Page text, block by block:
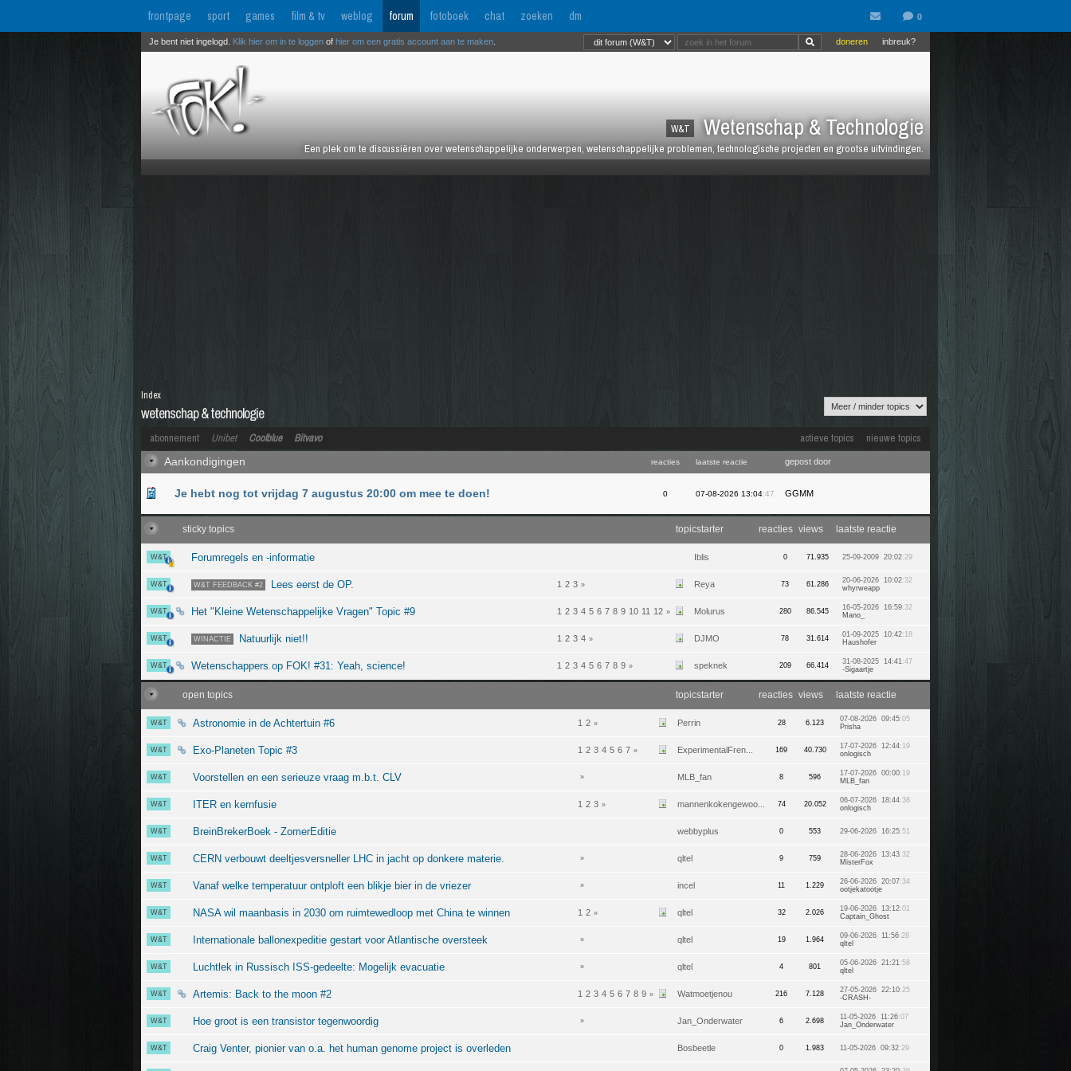
frontpage sport games film & tv weblog forum fotoboek chat zoeken dm
W&T Wetenschap & Technologie
Een plek om te discussiëren over wetenschappelijke onderwerpen, wetenschappelijke problemen, technologische projecten en grootse uitvindingen.
inbreuk?
doneren
Je bent niet ingelogd. Klik hier om in te loggen of hier om een gratis account aan te maken
wetenschap & technologie
Index
actieve topics nieuwe topics
abonnement Unibet Coolblue Bitvavo
Aankondigingen reacties laatste reactie gepost door
Je hebt nog tot vrijdag 7 augustus 20:00 om mee te doen! 0 07-08-2026 13:04:47 GGMM
sticky topics topicstarter reacties views laatste reactie
W&T Forumregels en -informatie Iblis 0 71.935 25-09-2009 20:02:29
W&T W&T FEEDBACK #2 Lees eerst de OP. 1 2 3 » Reya 73 61.286 20-06-2026 10:02:32
whyrweapp
W&T Het "Kleine Wetenschappelijke Vragen" Topic #9 1 2 3 4 5 6 7 8 9 10 11 12 » Molurus 280 86.545 16-05-2026 16:59:32
Mano_
W&T WINACTIE Natuurlijk niet!! 1 2 3 4 » DJMO 78 31.614 01-09-2025 10:42:18
Haushofer
W&T Wetenschappers op FOK! #31: Yeah, science! 1 2 3 4 5 6 7 8 9 » speknek 209 66.414 31-08-2025 14:41:47
-Sigaartje
open topics topicstarter reacties views laatste reactie
W&T Astronomie in de Achtertuin #6 1 2 » Perrin 28 6.123 07-08-2026 09:45:05
Prisha
W&T Exo-Planeten Topic #3 1 2 3 4 5 6 7 » ExperimentalFren... 169 40.730 17-07-2026 12:44:19
onlogisch
W&T Voorstellen en een serieuze vraag m.b.t. CLV » MLB_fan 8 596 17-07-2026 00:00:19
MLB_fan
W&T ITER en kernfusie 1 2 3 » mannenkokengewoo... 74 20.052 06-07-2026 18:44:38
onlogisch
W&T BreinBrekerBoek - ZomerEditie webbyplus 0 553 29-06-2026 16:25:51
W&T CERN verbouwt deeltjesversneller LHC in jacht op donkere materie. » qltel 9 759 28-06-2026 13:43:32
MisterFox
W&T Vanaf welke temperatuur ontploft een blikje bier in de vriezer » incel 11 1.229 26-06-2026 20:07:34
ootjekatootje
W&T NASA wil maanbasis in 2030 om ruimtewedloop met China te winnen 1 2 » qltel 32 2.026 19-06-2026 13:12:01
Captain_Ghost
W&T Internationale ballonexpeditie gestart voor Atlantische oversteek » qltel 19 1.964 09-06-2026 11:56:28
qltel
W&T Luchtlek in Russisch ISS‑gedeelte: Mogelijk evacuatie » qltel 4 801 05-06-2026 21:21:58
qltel
W&T Artemis: Back to the moon #2 1 2 3 4 5 6 7 8 9 » Watmoetjenou 216 7.128 27-05-2026 22:10:25
-CRASH-
W&T Hoe groot is een transistor tegenwoordig » Jan_Onderwater 6 2.698 11-05-2026 11:26:07
Jan_Onderwater
W&T Craig Venter, pionier van o.a. het human genome project is overleden Bosbeetle 0 1.983 11-05-2026 09:32:29